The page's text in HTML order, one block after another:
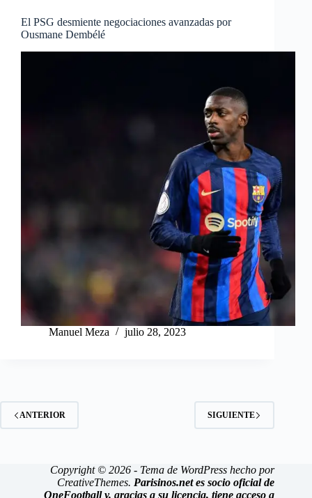
El PSG desmiente negociaciones avanzadas por
Ousmane Dembélé
Manuel Meza julio 28, 2023
ANTERIOR SIGUIENTE
Copyright © 2026 - Tema de WordPress hecho por
CreativeThemes. Parisinos.net es socio oficial de
OneFootball y, gracias a su licencia, tiene acceso a